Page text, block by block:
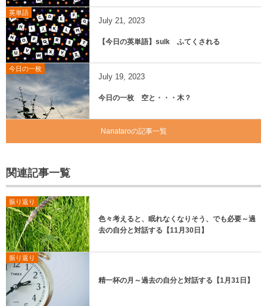
英単語
July 21, 2023
【今日の英単語】sulk ふてくされる
今日の一枚
July 19, 2023
今日の一枚 空と・・・木？
Nanataroの記事一覧
関連記事一覧
振り返り
色々考えると、眠れなくなりそう、でも必要～過
去の自分と対話する【11月30日】
振り返り
精一杯の月～過去の自分と対話する【1月31日】